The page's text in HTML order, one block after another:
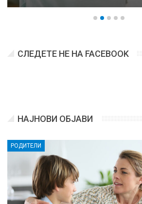
СЛЕДЕТЕ НЕ НА FACEBOOK
НАЈНОВИ ОБЈАВИ
РОДИТЕЛИ